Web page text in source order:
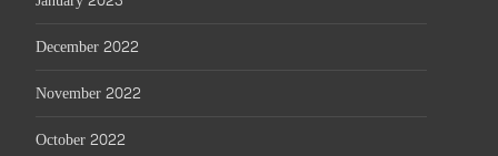
December 2022
November 2022
October 2022